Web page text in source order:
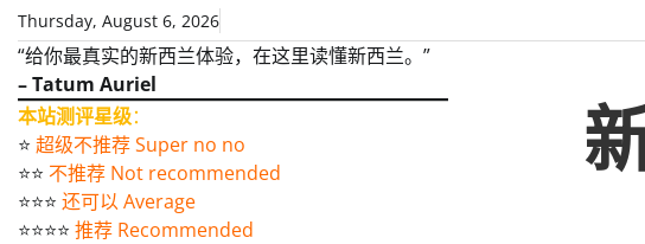
Skip
content
Thursday, August 6, 2026
“给你最真实的新西兰体验，在这里读懂新西兰。”
– Tatum Auriel
本站测评星级：
⭐️ 超级不推荐 Super no no
⭐️⭐️ 不推荐 Not recommended
⭐️⭐️⭐️ 还可以 Average
⭐️⭐️⭐️⭐️ 推荐 Recommended